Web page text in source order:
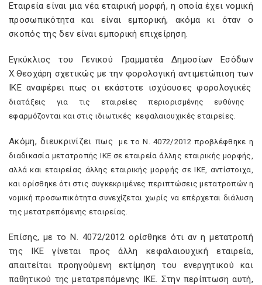
Εταιρεία είναι μια νέα εταιρική μορφή, η οποία έχει νομική
προσωπικότητα και είναι εμπορική, ακόμα κι όταν ο
σκοπός της δεν είναι εμπορική επιχείρηση.
Εγκύκλιος του Γενικού Γραμματέα Δημοσίων Εσόδων
Χ.Θεοχάρη σχετικώς με την φορολογική αντιμετώπιση των
ΙΚΕ αναφέρει πως οι εκάστοτε ισχύουσες φορολογικές
διατάξεις για τις εταιρείες περιορισμένης ευθύνης
εφαρμόζονται και στις ιδιωτικές κεφαλαιουχικές εταιρείες.
Ακόμη, διευκρινίζει πως
με το Ν. 4072/2012 προβλέφθηκε η
διαδικασία μετατροπής ΙΚΕ σε εταιρεία άλλης εταιρικής μορφής,
αλλά και εταιρείας άλλης εταιρικής μορφής σε ΙΚΕ, αντίστοιχα,
και ορίσθηκε ότι στις συγκεκριμένες περιπτώσεις μετατροπών η
νομική προσωπικότητα συνεχίζεται χωρίς να επέρχεται διάλυση
της μετατρεπόμενης εταιρείας.
Επίσης, με το Ν. 4072/2012 ορίσθηκε ότι αν η μετατροπή
της ΙΚΕ γίνεται προς άλλη κεφαλαιουχική εταιρεία,
απαιτείται προηγούμενη εκτίμηση του ενεργητικού και
παθητικού της μετατρεπόμενης ΙΚΕ. Στην περίπτωση αυτή,